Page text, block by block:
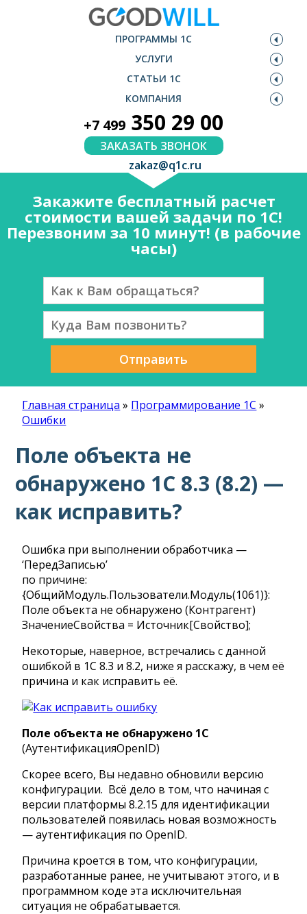
ПРОГРАММЫ 1С
УСЛУГИ
СТАТЬИ 1С
КОМПАНИЯ
+7 499 350 29 00
ЗАКАЗАТЬ ЗВОНОК
zakaz@q1c.ru
Закажите бесплатный расчет
стоимости вашей задачи по 1С!
Перезвоним за 10 минут! (в рабочие
часы)
Отправить
Главная страница » Программирование 1С »
Ошибки
Поле объекта не
обнаружено 1С 8.3 (8.2) —
как исправить?
Ошибка при выполнении обработчика —
‘ПередЗаписью’
по причине:
{ОбщийМодуль.Пользователи.Модуль(1061)}:
Поле объекта не обнаружено (Контрагент)
ЗначениеСвойства = Источник[Свойство];
Некоторые, наверное, встречались с данной
ошибкой в 1С 8.3 и 8.2, ниже я расскажу, в чем её
причина и как исправить её.
Поле объекта не обнаружено 1С
(АутентификацияOpenID)
Скорее всего, Вы недавно обновили версию
конфигурации. Всё дело в том, что начиная с
версии платформы 8.2.15 для идентификации
пользователей появилась новая возможность
— аутентификация по OpenID.
Причина кроется в том, что конфигурации,
разработанные ранее, не учитывают этого, и в
программном коде эта исключительная
ситуация не обрабатывается.